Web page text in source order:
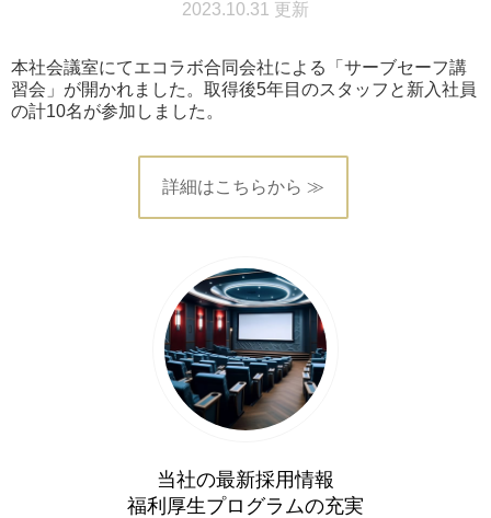
2023.10.31 更新
本社会議室にてエコラボ合同会社による「サーブセーフ講
習会」が開かれました。取得後5年目のスタッフと新入社員
の計10名が参加しました。
詳細はこちらから ≫
当社の最新採用情報
福利厚生プログラムの充実